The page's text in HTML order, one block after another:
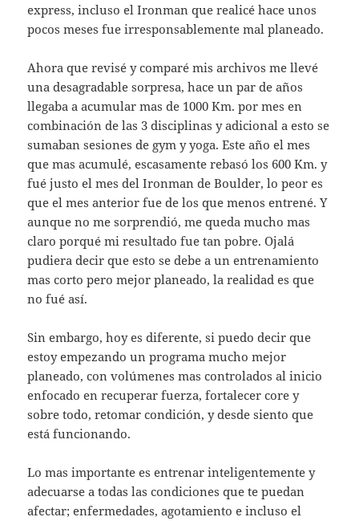
express, incluso el Ironman que realicé hace unos
pocos meses fue irresponsablemente mal planeado.
Ahora que revisé y comparé mis archivos me llevé
una desagradable sorpresa, hace un par de años
llegaba a acumular mas de 1000 Km. por mes en
combinación de las 3 disciplinas y adicional a esto se
sumaban sesiones de gym y yoga. Este año el mes
que mas acumulé, escasamente rebasó los 600 Km. y
fué justo el mes del Ironman de Boulder, lo peor es
que el mes anterior fue de los que menos entrené. Y
aunque no me sorprendió, me queda mucho mas
claro porqué mi resultado fue tan pobre. Ojalá
pudiera decir que esto se debe a un entrenamiento
mas corto pero mejor planeado, la realidad es que
no fué así.
Sin embargo, hoy es diferente, si puedo decir que
estoy empezando un programa mucho mejor
planeado, con volúmenes mas controlados al inicio
enfocado en recuperar fuerza, fortalecer core y
sobre todo, retomar condición, y desde siento que
está funcionando.
Lo mas importante es entrenar inteligentemente y
adecuarse a todas las condiciones que te puedan
afectar; enfermedades, agotamiento e incluso el